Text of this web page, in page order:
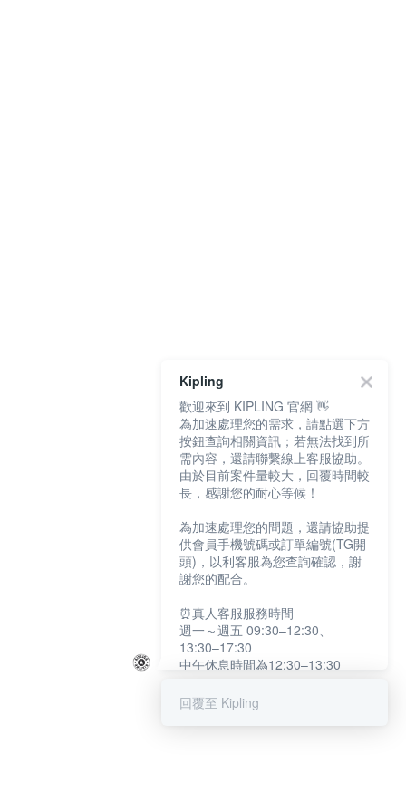
Kipling
歡迎來到 KIPLING 官網 👋
為加速處理您的需求，請點選下方
按鈕查詢相關資訊；若無法找到所
需內容，還請聯繫線上客服協助。
由於目前案件量較大，回覆時間較
長，感謝您的耐心等候！
為加速處理您的問題，還請協助提
供會員手機號碼或訂單編號(TG開
頭)，以利客服為您查詢確認，謝
謝您的配合。
⏰真人客服服務時間
週一～週五 09:30–12:30、
13:30–17:30
中午休息時間為12:30–13:30
提醒您：系統會自動已讀訊息，如
回覆至 Kipling